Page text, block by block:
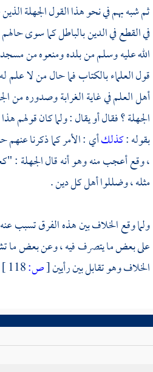
ثم شبه بهم في نحو هذا القول الجهلة
في القطع في الدين بالباطل كما سوى
الله عليه وسلم من بلده ومنعوه من
قول العلماء بالكتاب فما حال من لا
أهل العلم في غاية الغرابة وصدوره من
الجهلة ؟ فقال أو يقال : ولما كان
بقوله :كذلكأي : الأمر كما ذكرنا
، وقع أعجب منه وهو أنه قال الجهلة :
مثله ، وضللوا أهل كل دين .
ولما وقع الخلاف بين هذه الفرق تسبب
على بعض ما يتصرف فيه ، وعن بعض ما
الخلاف وهو تقابل بين رأيين[ص: